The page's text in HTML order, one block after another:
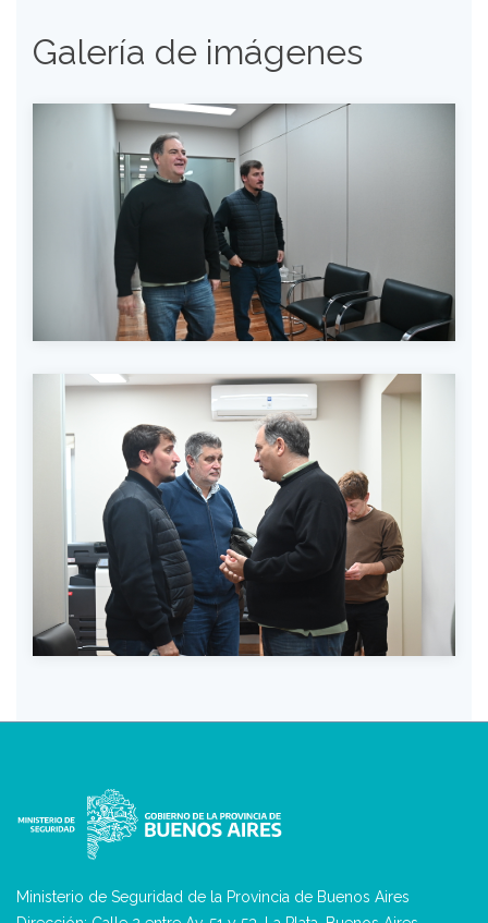
Galería de imágenes
Ministerio de Seguridad de la Provincia de Buenos Aires